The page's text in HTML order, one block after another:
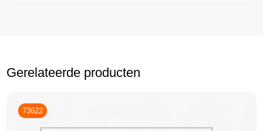
Gerelateerde producten
73622